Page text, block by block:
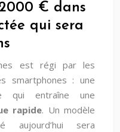
2000 € dans
qui sera
est régi par les
smartphones : une
qui entraîne une
rapide. Un modèle
aujourd’hui sera